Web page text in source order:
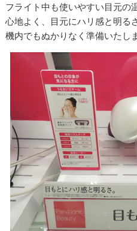
フライト中も使いやすい目元の
心地よく、目元にハリ感と明る
機内でもぬかりなく準備いたし